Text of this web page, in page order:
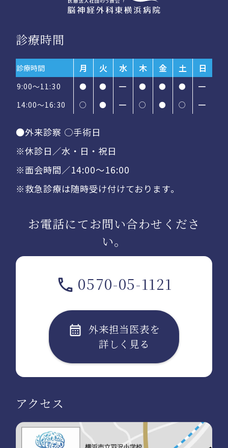
診療時間
診療時間 月 火 水 木 金 土 日
9:00～11:30 ● ● ━ ● ● ●
━
14:00〜16:30
○ ● ━ ○ ● ○ ━
●外来診察 ○手術日
※休診日／水・日・祝日
※面会時間／14:00〜16:00
※救急診療は随時受け付けております。
お電話にてお問い合わせくださ
い。
0570-05-1121
外来担当医表を
詳しく見る
アクセス